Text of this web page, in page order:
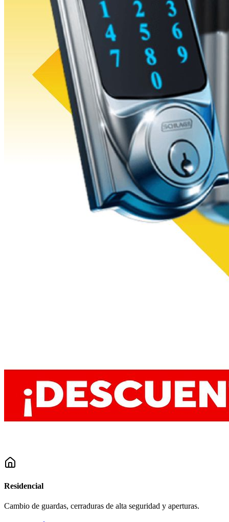
Residencial
Cambio de guardas, cerraduras de alta seguridad y aperturas.